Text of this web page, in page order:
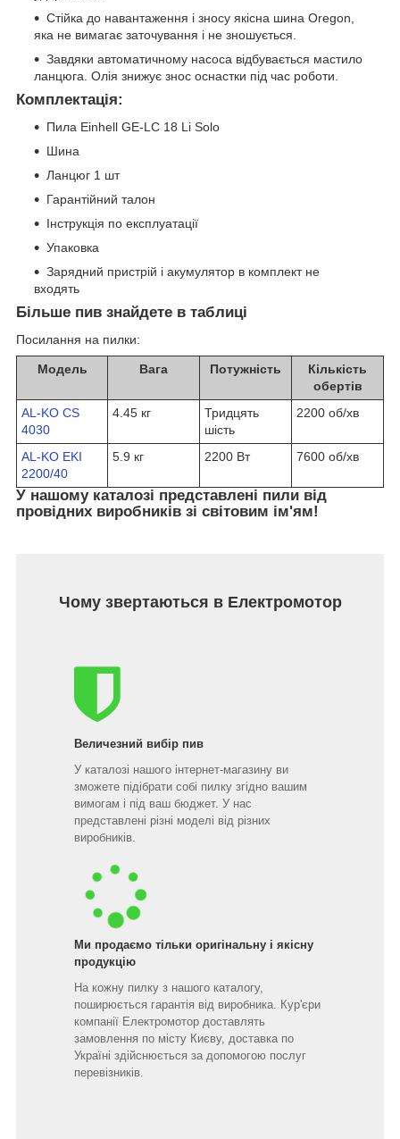
Стійка до навантаження і зносу якісна шина Oregon,
яка не вимагає заточування і не зношується.
Завдяки автоматичному насоса відбувається мастило
ланцюга. Олія знижує знос оснастки під час роботи.
Комплектація:
Пила Einhell GE-LC 18 Li Solo
Шина
Ланцюг 1 шт
Гарантійний талон
Інструкція по експлуатації
Упаковка
Зарядний пристрій і акумулятор в комплект не
входять
Більше пив знайдете в таблиці
Посилання на пилки:
Модель Вага Потужність
Кількість
обертів
AL-KO CS
4030
4.45 кг
Тридцять
шість
2200 об/хв
AL-KO EKI
2200/40
5.9 кг 2200 Вт 7600 об/хв
У нашому каталозі представлені пили від
провідних виробників зі світовим ім'ям!
Чому звертаються в Електромотор
Величезний вибір пив
У каталозі нашого інтернет-магазину ви
зможете підібрати собі пилку згідно вашим
вимогам і під ваш бюджет. У нас
представлені різні моделі від різних
виробників.
Ми продаємо тільки оригінальну і якісну
продукцію
На кожну пилку з нашого каталогу,
поширюється гарантія від виробника. Кур'єри
компанії Електромотор доставлять
замовлення по місту Києву, доставка по
Україні здійснюється за допомогою послуг
перевізників.